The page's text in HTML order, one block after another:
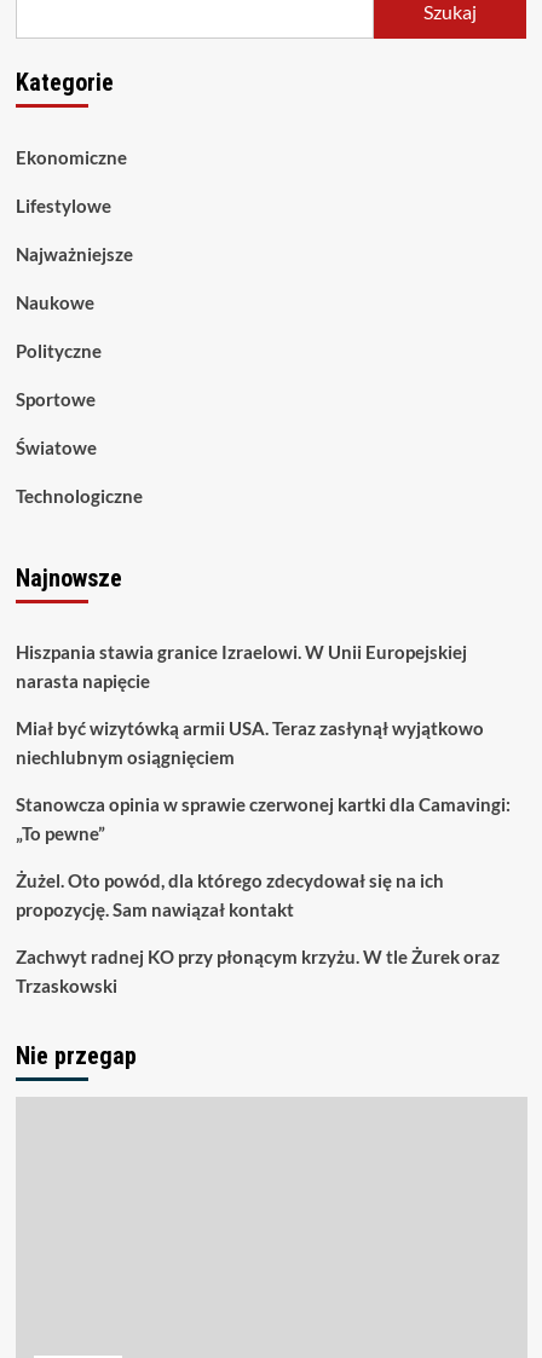
Szukaj
Kategorie
Ekonomiczne
Lifestylowe
Najważniejsze
Naukowe
Polityczne
Sportowe
Światowe
Technologiczne
Najnowsze
Hiszpania stawia granice Izraelowi. W Unii Europejskiej
narasta napięcie
Miał być wizytówką armii USA. Teraz zasłynął wyjątkowo
niechlubnym osiągnięciem
Stanowcza opinia w sprawie czerwonej kartki dla Camavingi:
„To pewne”
Żużel. Oto powód, dla którego zdecydował się na ich
propozycję. Sam nawiązał kontakt
Zachwyt radnej KO przy płonącym krzyżu. W tle Żurek oraz
Trzaskowski
Nie przegap